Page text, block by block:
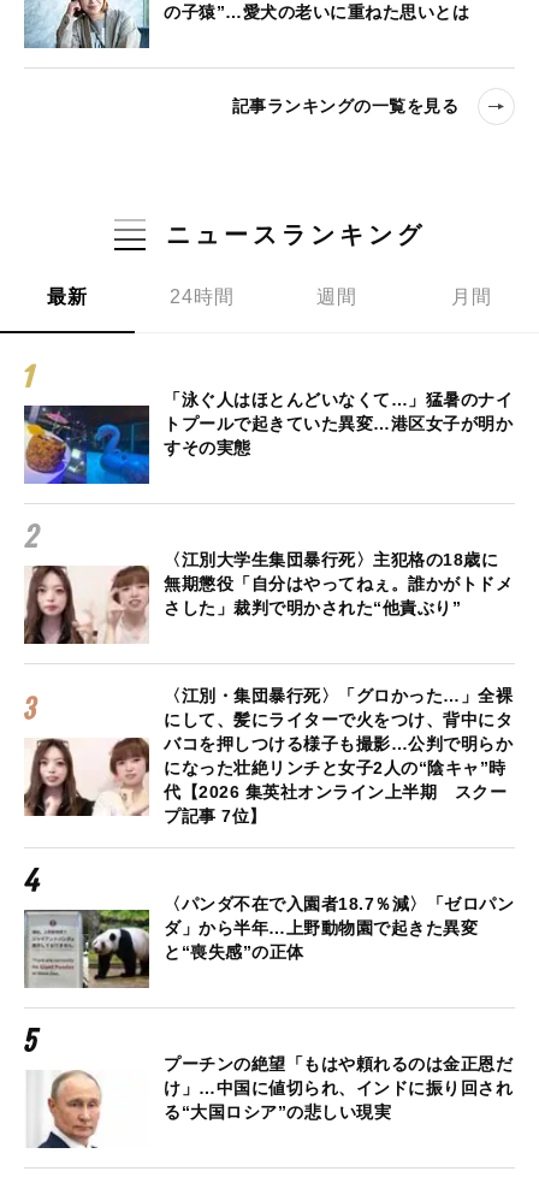
の子猿”…愛犬の老いに重ねた思いとは
記事ランキングの一覧を見る
ニュースランキング
最新 24時間 週間 月間
「泳ぐ人はほとんどいなくて…」猛暑のナイ
トプールで起きていた異変…港区女子が明か
すその実態
〈江別大学生集団暴行死〉主犯格の18歳に
無期懲役「自分はやってねぇ。誰かがトドメ
さした」裁判で明かされた“他責ぶり”
〈江別・集団暴行死〉「グロかった…」全裸
にして、髪にライターで火をつけ、背中にタ
バコを押しつける様子も撮影…公判で明らか
になった壮絶リンチと女子2人の“陰キャ”時
代【2026 集英社オンライン上半期 スクー
プ記事 7位】
〈パンダ不在で入園者18.7％減〉「ゼロパン
ダ」から半年…上野動物園で起きた異変
と“喪失感”の正体
プーチンの絶望「もはや頼れるのは金正恩だ
け」…中国に値切られ、インドに振り回され
る“大国ロシア”の悲しい現実